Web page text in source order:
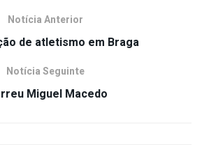
Notícia Anterior
de atletismo em Braga
Notícia Seguinte
Miguel Macedo